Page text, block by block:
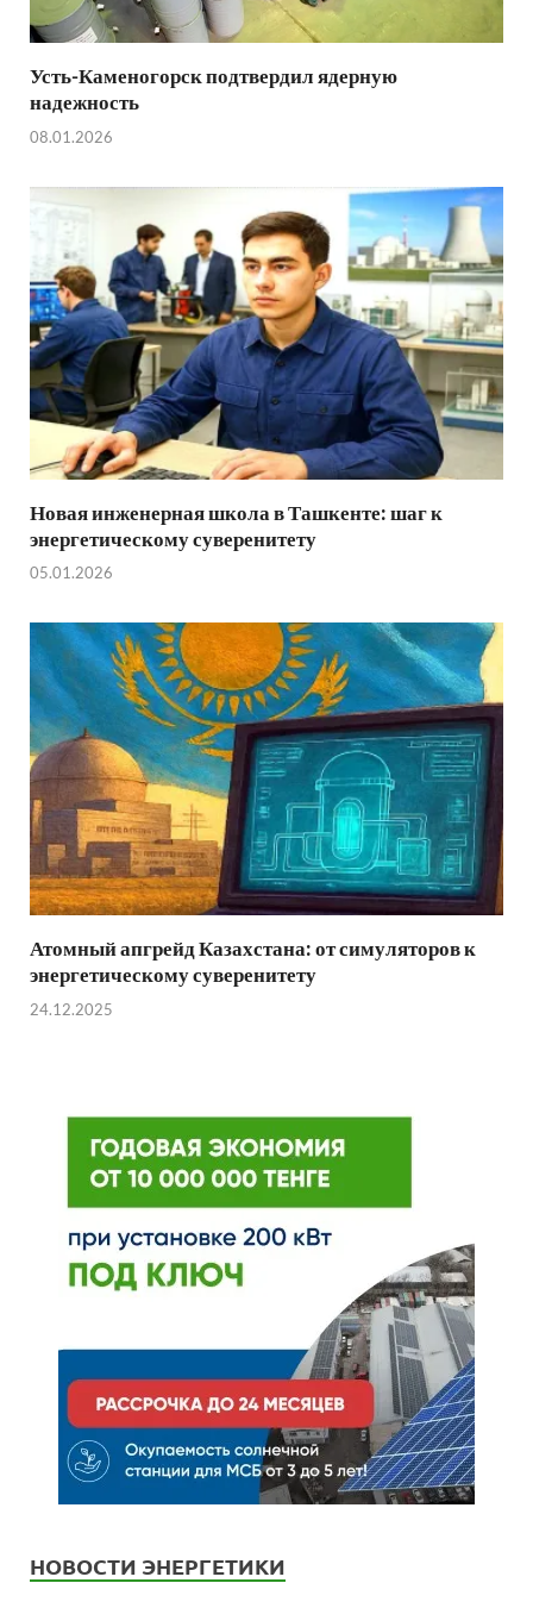
Усть-Каменогорск подтвердил ядерную
надежность
08.01.2026
Новая инженерная школа в Ташкенте: шаг к
энергетическому суверенитету
05.01.2026
Атомный апгрейд Казахстана: от симуляторов к
энергетическому суверенитету
24.12.2025
НОВОСТИ ЭНЕРГЕТИКИ